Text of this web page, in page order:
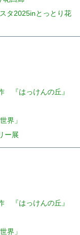
タ2025inとっとり花
『はっけんの丘』
界」
ー展
『はっけんの丘』
界」